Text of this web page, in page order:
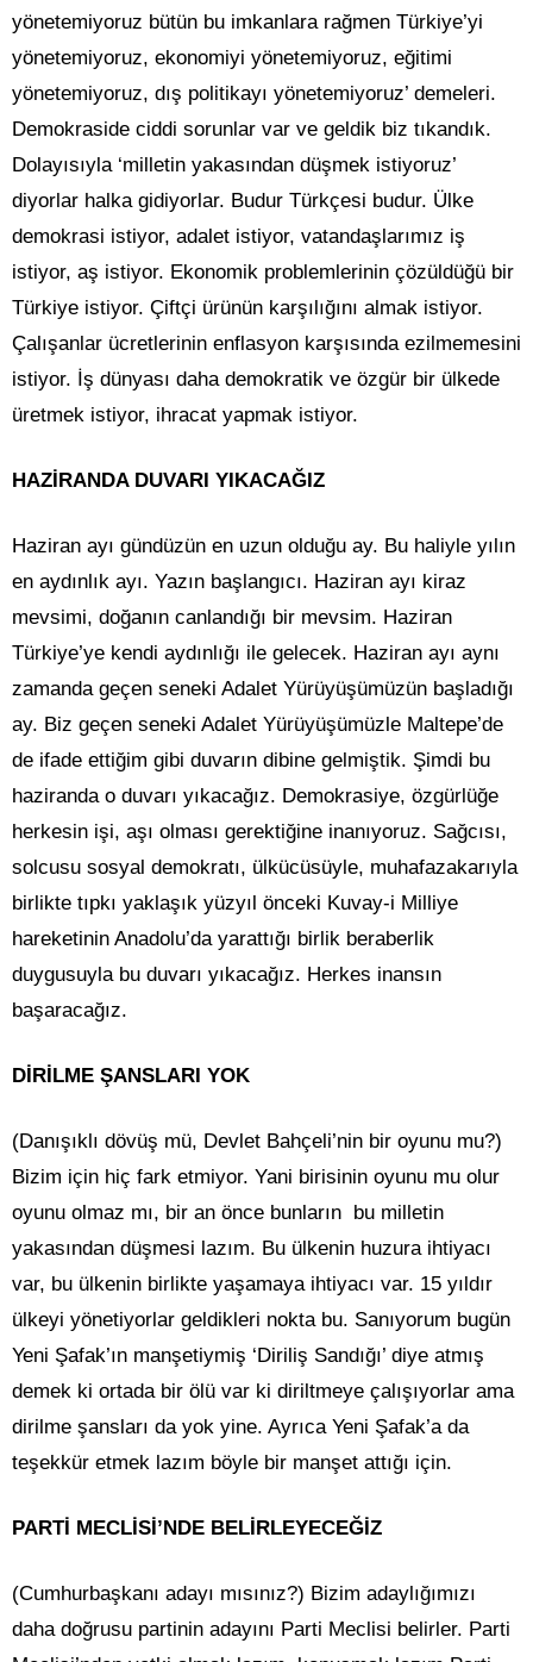
yönetemiyoruz bütün bu imkanlara rağmen Türkiye’yi
yönetemiyoruz, ekonomiyi yönetemiyoruz, eğitimi
yönetemiyoruz, dış politikayı yönetemiyoruz’ demeleri.
Demokraside ciddi sorunlar var ve geldik biz tıkandık.
Dolayısıyla ‘milletin yakasından düşmek istiyoruz’
diyorlar halka gidiyorlar. Budur Türkçesi budur. Ülke
demokrasi istiyor, adalet istiyor, vatandaşlarımız iş
istiyor, aş istiyor. Ekonomik problemlerinin çözüldüğü bir
Türkiye istiyor. Çiftçi ürünün karşılığını almak istiyor.
Çalışanlar ücretlerinin enflasyon karşısında ezilmemesini
istiyor. İş dünyası daha demokratik ve özgür bir ülkede
üretmek istiyor, ihracat yapmak istiyor.
HAZİRANDA DUVARI YIKACAĞIZ
Haziran ayı gündüzün en uzun olduğu ay. Bu haliyle yılın
en aydınlık ayı. Yazın başlangıcı. Haziran ayı kiraz
mevsimi, doğanın canlandığı bir mevsim. Haziran
Türkiye’ye kendi aydınlığı ile gelecek. Haziran ayı aynı
zamanda geçen seneki Adalet Yürüyüşümüzün başladığı
ay. Biz geçen seneki Adalet Yürüyüşümüzle Maltepe’de
de ifade ettiğim gibi duvarın dibine gelmiştik. Şimdi bu
haziranda o duvarı yıkacağız. Demokrasiye, özgürlüğe
herkesin işi, aşı olması gerektiğine inanıyoruz. Sağcısı,
solcusu sosyal demokratı, ülkücüsüyle, muhafazakarıyla
birlikte tıpkı yaklaşık yüzyıl önceki Kuvay-i Milliye
hareketinin Anadolu’da yarattığı birlik beraberlik
duygusuyla bu duvarı yıkacağız. Herkes inansın
başaracağız.
DİRİLME ŞANSLARI YOK
(Danışıklı dövüş mü, Devlet Bahçeli’nin bir oyunu mu?)
Bizim için hiç fark etmiyor. Yani birisinin oyunu mu olur
oyunu olmaz mı, bir an önce bunların bu milletin
yakasından düşmesi lazım. Bu ülkenin huzura ihtiyacı
var, bu ülkenin birlikte yaşamaya ihtiyacı var. 15 yıldır
ülkeyi yönetiyorlar geldikleri nokta bu. Sanıyorum bugün
Yeni Şafak’ın manşetiymiş ‘Diriliş Sandığı’ diye atmış
demek ki ortada bir ölü var ki diriltmeye çalışıyorlar ama
dirilme şansları da yok yine. Ayrıca Yeni Şafak’a da
teşekkür etmek lazım böyle bir manşet attığı için.
PARTİ MECLİSİ’NDE BELİRLEYECEĞİZ
(Cumhurbaşkanı adayı mısınız?) Bizim adaylığımızı
daha doğrusu partinin adayını Parti Meclisi belirler. Parti